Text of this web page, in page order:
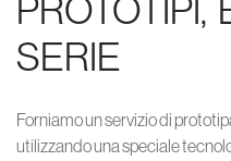
PROTOTIPI,
SERIE
Forniamo un servizio di
utilizzando una speciale